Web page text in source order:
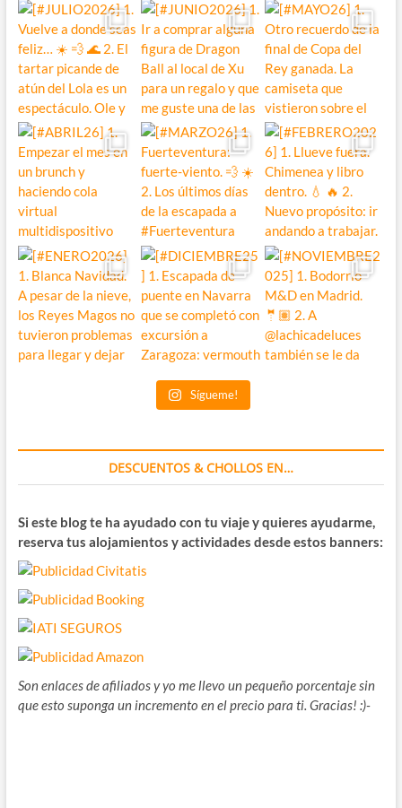
Sígueme!
DESCUENTOS & CHOLLOS EN…
Si este blog te ha ayudado con tu viaje y quieres ayudarme,
reserva tus alojamientos y actividades desde estos banners:
Son enlaces de afiliados y yo me llevo un pequeño porcentaje sin
que esto suponga un incremento en el precio para ti. Gracias! :)-